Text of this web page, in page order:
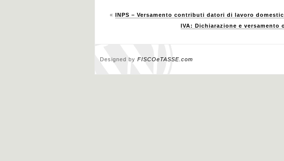
« INPS – Versamento contributi datori di lavoro
IVA: Dichiarazione e versamento
Designed by FISCOeTASSE.com